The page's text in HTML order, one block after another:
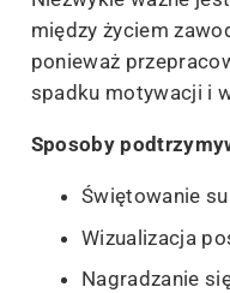
między życiem
ponieważ
spadku motywacji i
Sposoby
Świętowanie
Wizualizacja
Nagradzanie